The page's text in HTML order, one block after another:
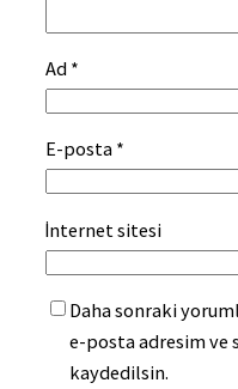
Ad *
E-posta *
İnternet sitesi
Daha sonraki
e-posta adresim ve
kaydedilsin.